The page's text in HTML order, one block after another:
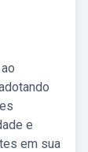
e
em sua